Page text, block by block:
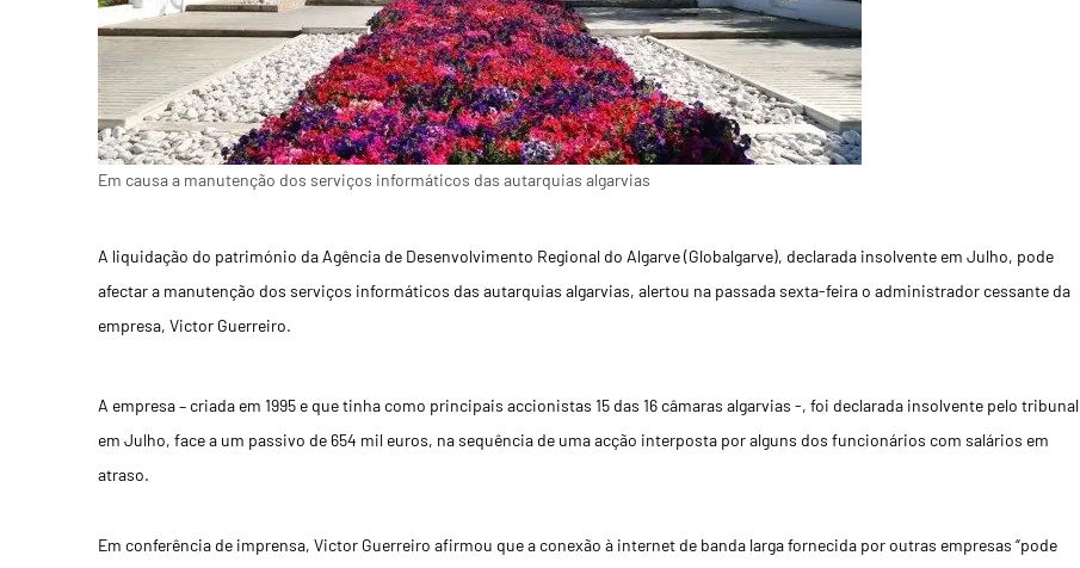
Em causa a manutenção dos serviços informáticos das autarquias algarvias
A liquidação do património da Agência de Desenvolvimento Regional do Algarve (Globalgarve), declarada insolvente em Julho, pode
afectar a manutenção dos serviços informáticos das autarquias algarvias, alertou na passada sexta-feira o administrador cessante da
empresa, Victor Guerreiro.
A empresa – criada em 1995 e que tinha como principais accionistas 15 das 16 câmaras algarvias -, foi declarada insolvente pelo tribunal
em Julho, face a um passivo de 654 mil euros, na sequência de uma acção interposta por alguns dos funcionários com salários em
atraso.
Em conferência de imprensa, Victor Guerreiro afirmou que a conexão à internet de banda larga fornecida por outras empresas “pode